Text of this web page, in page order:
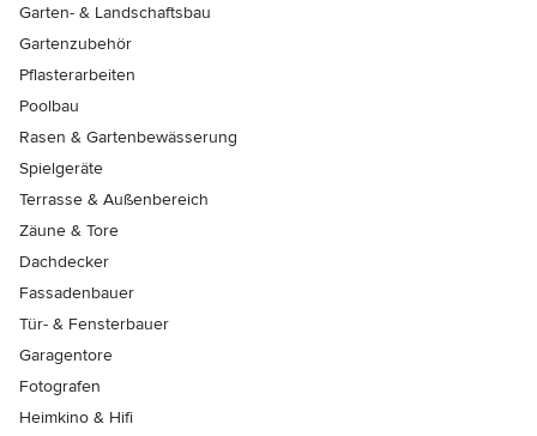
Garten- & Landschaftsbau
Gartenzubehör
Pflasterarbeiten
Poolbau
Rasen & Gartenbewässerung
Spielgeräte
Terrasse & Außenbereich
Zäune & Tore
Dachdecker
Fassadenbauer
Tür- & Fensterbauer
Garagentore
Fotografen
Heimkino & Hifi